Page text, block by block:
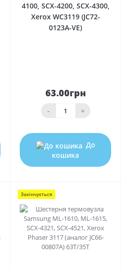
4100, SCX-4200, SCX-4300,
Xerox WC3119 (JC72-
0123A-VE)
63.00грн
- +
До
кошика
Закінчується